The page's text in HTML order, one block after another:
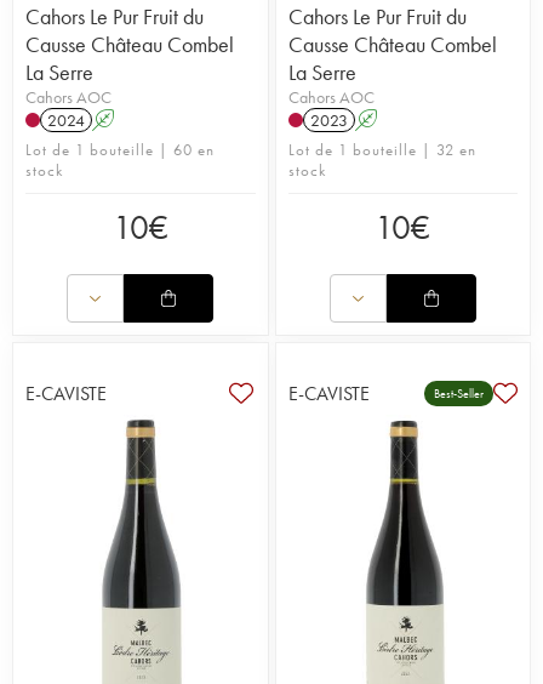
Cahors Le Pur Fruit du
Causse Château Combel
La Serre
Cahors AOC
2024 A
Lot de 1 bouteille | 60 en
stock
10€
Cahors Le Pur Fruit du
Causse Château Combel
La Serre
Cahors AOC
2023 A
Lot de 1 bouteille | 32 en
stock
10€
E-CAVISTE E-CAVISTE Best-Seller